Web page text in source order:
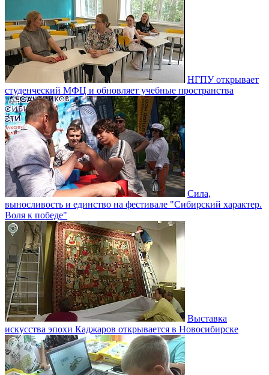
НГПУ открывает
студенческий МФЦ и обновляет учебные пространства
Сила,
выносливость и единство на фестивале "Сибирский характер.
Воля к победе"
Выставка
искусства эпохи Каджаров открывается в Новосибирске